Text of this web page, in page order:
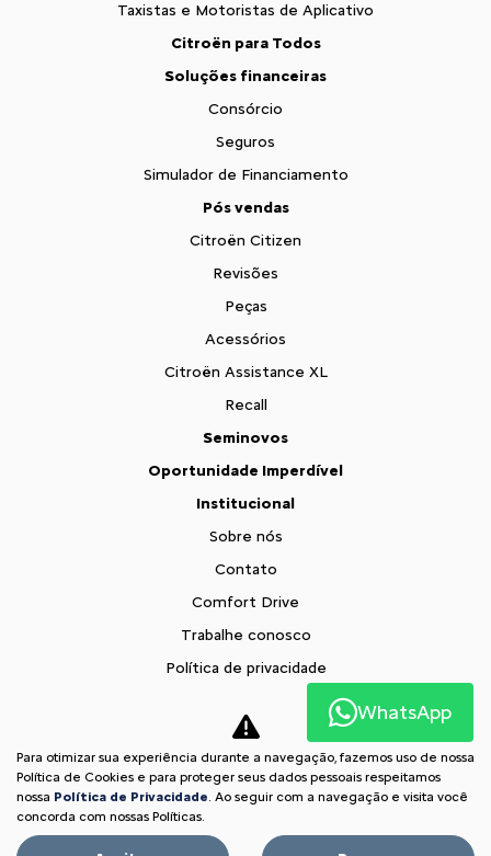
Taxistas e Motoristas de Aplicativo
Citroën para Todos
Soluções financeiras
Consórcio
Seguros
Simulador de Financiamento
Pós vendas
Citroën Citizen
Revisões
Peças
Acessórios
Citroën Assistance XL
Recall
Seminovos
Oportunidade Imperdível
Institucional
Sobre nós
Contato
Comfort Drive
Trabalhe conosco
Política de privacidade
XTR
Comparativo
Desacelere. Seu bem maior é a vida.
WhatsApp
Para otimizar sua experiência durante a navegação, fazemos uso de nossa
Política de Cookies e para proteger seus dados pessoais respeitamos
nossa Política de Privacidade. Ao seguir com a navegação e visita você
concorda com nossas Políticas.